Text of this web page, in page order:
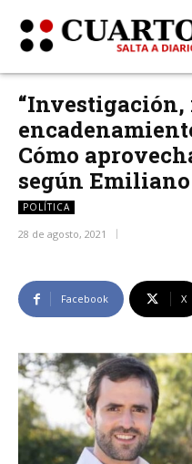
Cómo
según
POLÍTICA
28 de agosto, 2021
Facebook X